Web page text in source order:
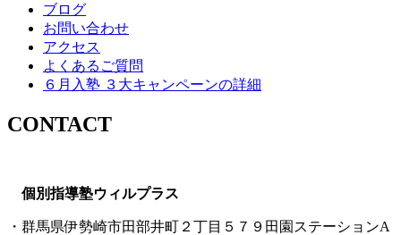
ブログ
お問い合わせ
アクセス
よくあるご質問
６月入塾 ３大キャンペーンの詳細
CONTACT
個別指導塾ウィルプラス
・群馬県伊勢崎市田部井町２丁目５７９田園ステーションA